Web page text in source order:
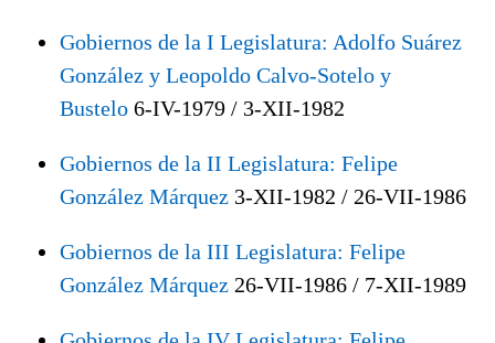
Gobiernos de la I Legislatura: Adolfo Suárez
González y Leopoldo Calvo-Sotelo y
Bustelo 6-IV-1979 / 3-XII-1982
Gobiernos de la II Legislatura: Felipe
González Márquez 3-XII-1982 / 26-VII-1986
Gobiernos de la III Legislatura: Felipe
González Márquez 26-VII-1986 / 7-XII-1989